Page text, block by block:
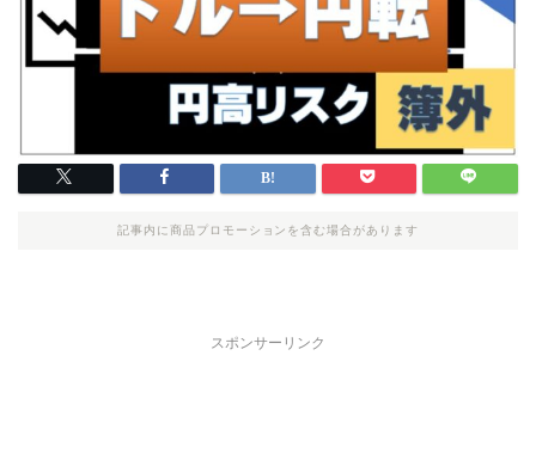
記事内に商品プロモーションを含む場合があります
スポンサーリンク